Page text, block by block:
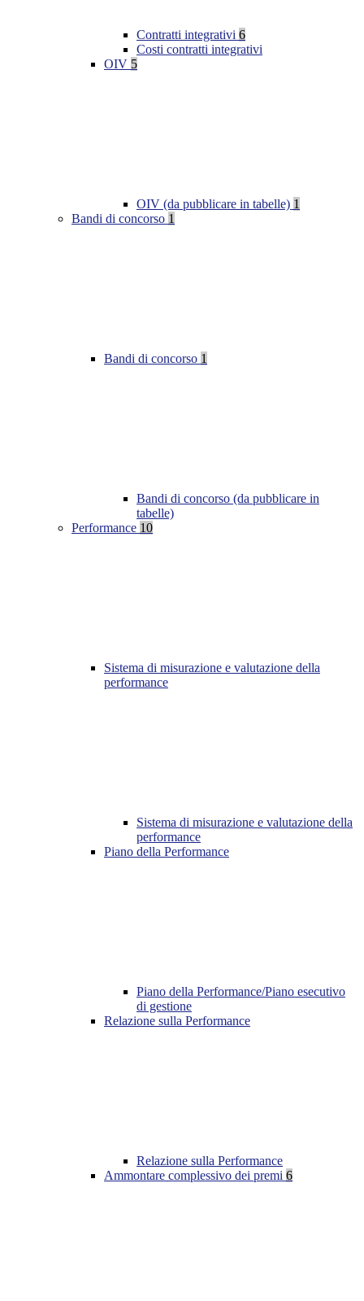
Contratti integrativi 6
Costi contratti integrativi
OIV 5
OIV (da pubblicare in tabelle) 1
Bandi di concorso 1
Bandi di concorso 1
Bandi di concorso (da pubblicare in
tabelle)
Performance 10
Sistema di misurazione e valutazione della
performance
Sistema di misurazione e valutazione della
performance
Piano della Performance
Piano della Performance/Piano esecutivo
di gestione
Relazione sulla Performance
Relazione sulla Performance
Ammontare complessivo dei premi 6